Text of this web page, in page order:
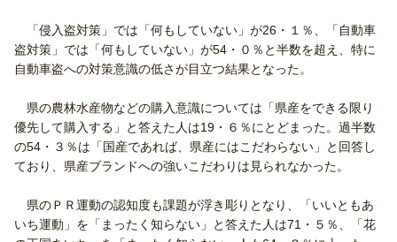
「侵入盗対策」では「何もしていない」が26・１％、「自動車
盗対策」では「何もしていない」が54・０％と半数を超え、特に
自動車盗への対策意識の低さが目立つ結果となった。
県の農林水産物などの購入意識については「県産をできる限り
優先して購入する」と答えた人は19・６％にとどまった。過半数
の54・３％は「国産であれば、県産にはこだわらない」と回答し
ており、県産ブランドへの強いこだわりは見られなかった。
県のＰＲ運動の認知度も課題が浮き彫りとなり、「いいともあ
いち運動」を「まったく知らない」と答えた人は71・５％、「花